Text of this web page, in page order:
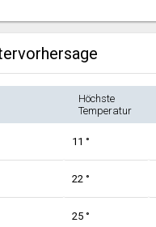
Höchste
Temperatur
11 °
22 °
25 °